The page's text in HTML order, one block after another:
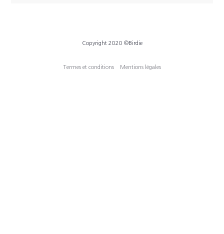
Copyright 2020 ©Birdie
Termes et conditions Mentions légales